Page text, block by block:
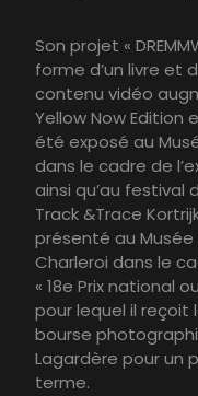
Son projet «
forme d’un livre et
contenu vidéo
Yellow Now Edition
été exposé au
dans le cadre de
ainsi qu’au
Track &Trace
présenté au
Charleroi dans le
« 18e Prix national
pour lequel il reçoit
bourse
Lagardère pour un
terme.